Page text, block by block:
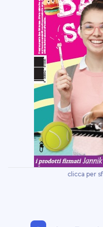
bistefani
blasetti
blu dimora
borghi d`italia
breeze
brother
bulkysoft
canon
cartelli segnalatori
carvel
casio
cep
cereal terra
cif
clicca per